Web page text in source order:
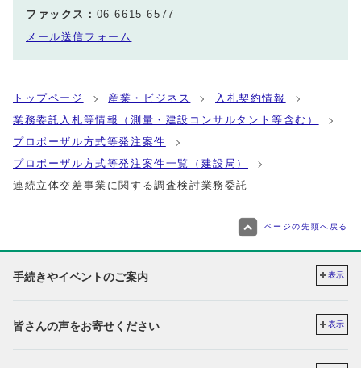
ファックス： 06-6615-6577
メール送信フォーム
トップページ 産業・ビジネス
入札契約情報
業務委託入札等情報（測量・建設コンサルタント等含む）
プロポーザル方式等発注案件
プロポーザル方式等発注案件一覧（建設局）
連続立体交差事業に関する調査検討業務委託
ページの先頭へ戻る
手続きやイベントのご案内 表示
皆さんの声をお寄せください 表示